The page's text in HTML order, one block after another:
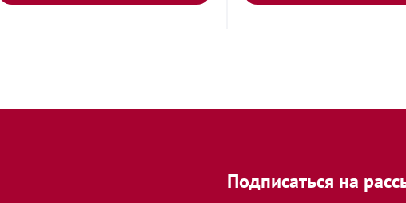
Подписаться на